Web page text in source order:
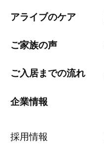
アライブのケア
ご家族の声
ご入居までの流れ
企業情報
採用情報